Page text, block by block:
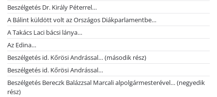
Beszélgetés Dr. Király Péterrel…
A Bálint küldött volt az Országos Diákparlamentbe…
A Takács Laci bácsi lánya…
Az Edina…
Beszélgetés id. Kőrösi Andrással… (második rész)
Beszélgetés id. Kőrösi Andrással…
Beszélgetés Bereczk Balázzsal Marcali alpolgármesterével… (negyedik
rész)